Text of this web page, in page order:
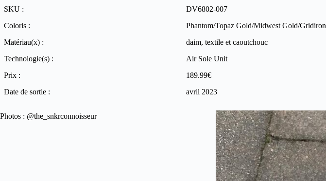
SKU :
DV6802-007
Coloris :
Phantom/Topaz Gold/Midwest Gold/Gridiron
Matériau(x) :
daim, textile et caoutchouc
Technologie(s) :
Air Sole Unit
Prix :
189.99€
Date de sortie :
avril 2023
Photos : @the_snkrconnoisseur